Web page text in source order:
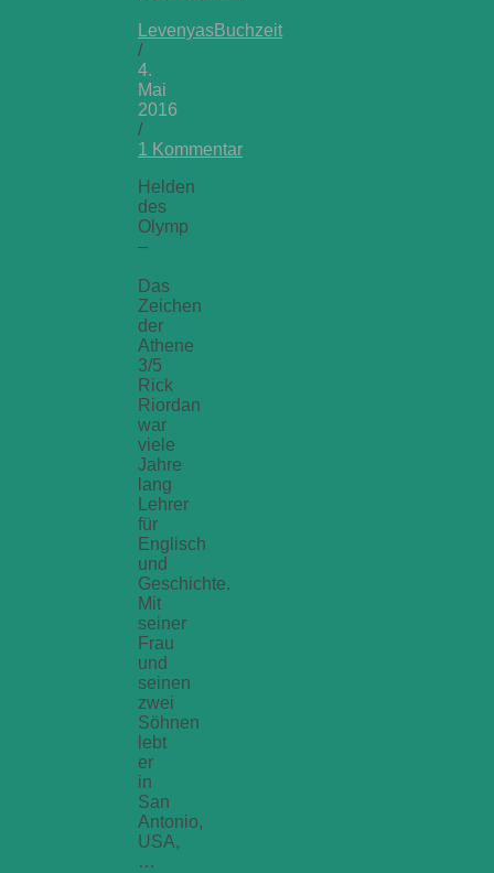
LevenyasBuchzeit
/
4.
Mai
2016
/
1 Kommentar
Helden
des
Olymp
–
Das
Zeichen
der
Athene
3/5
Rick
Riordan
war
viele
Jahre
lang
Lehrer
für
Englisch
und
Geschichte.
Mit
seiner
Frau
und
seinen
zwei
Söhnen
lebt
er
in
San
Antonio,
USA,
…